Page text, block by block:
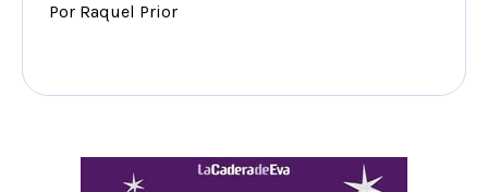
Por Raquel Prior